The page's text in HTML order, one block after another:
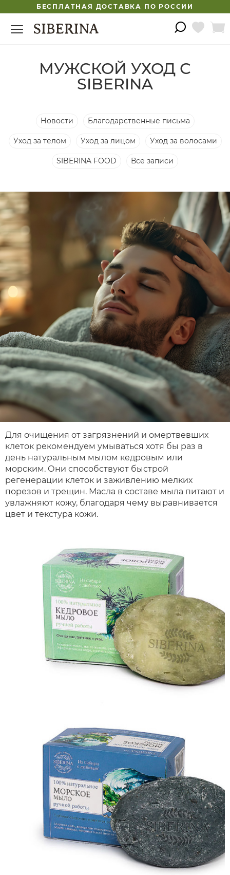
БЕСПЛАТНАЯ ДОСТАВКА ПО РОССИИ
МУЖСКОЙ УХОД С
SIBERINA
Новости Благодарственные письма
Уход за телом Уход за лицом Уход за волосами
SIBERINA FOOD Все записи
Для очищения от загрязнений и омертвевших
клеток рекомендуем умываться хотя бы раз в
день натуральным мылом кедровым или
морским. Они способствуют быстрой
регенерации клеток и заживлению мелких
порезов и трещин. Масла в составе мыла питают и
увлажняют кожу, благодаря чему выравнивается
цвет и текстура кожи.